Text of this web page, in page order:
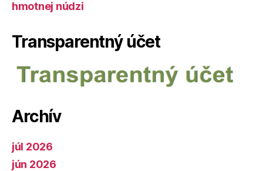
hmotnej núdzi
Transparentný účet
Archív
júl 2026
jún 2026